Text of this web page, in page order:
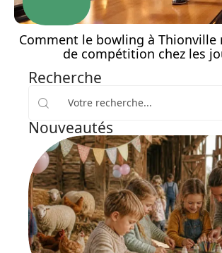
Comment le bowling à Thionville
de compétition chez les
Recherche
Nouveautés